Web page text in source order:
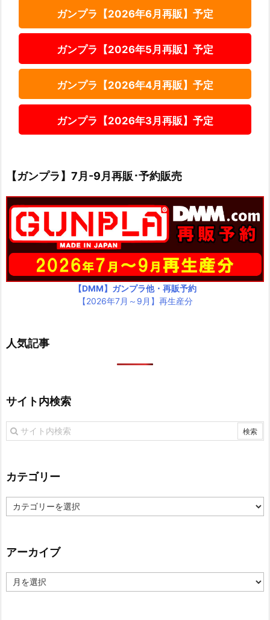
ガンプラ【2026年6月再販】予定
ガンプラ【2026年5月再販】予定
ガンプラ【2026年4月再販】予定
ガンプラ【2026年3月再販】予定
【ガンプラ】7月-9月再販･予約販売
【DMM】ガンプラ他・再販予約
【2026年7月～9月】再生産分
人気記事
サイト内検索
カテゴリー
テ
ー
アーカイブ
ー